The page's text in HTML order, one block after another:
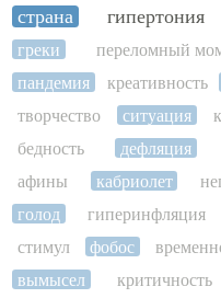
страна
гипертония
греки переломный
пандемия
креативность
творчество
ситуация
бедность
дефляция
афины
кабриолет
голод
гиперинфляция
стимул
фобос
вымысел
критичность